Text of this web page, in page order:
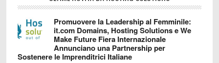
Promuovere la Leadership al Femminile:
it.com Domains, Hosting Solutions e We
Make Future Fiera Internazionale
Annunciano una Partnership per
Sostenere le Imprenditrici Italiane